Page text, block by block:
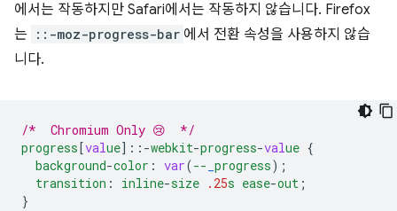
에서는 작동하지만 Safari에서는 작동하지 않습니다. Firefox
는
::-moz-progress-bar 에서 전환 속성을 사용하지 않습
니다.
/*  Chromium Only 😢  */
progress [value] ::-webkit-progress-value {
background-color : var(-- progress);
transition : inline-size .25s ease-out ;
}